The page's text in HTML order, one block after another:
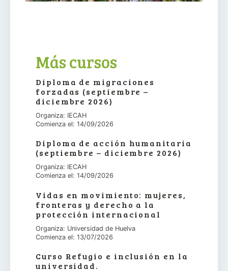
Más cursos
Diploma de migraciones
forzadas (septiembre –
diciembre 2026)
Organiza: IECAH
Comienza el: 14/09/2026
Diploma de acción humanitaria
(septiembre – diciembre 2026)
Organiza: IECAH
Comienza el: 14/09/2026
Vidas en movimiento: mujeres,
fronteras y derecho a la
protección internacional
Organiza: Universidad de Huelva
Comienza el: 13/07/2026
Curso Refugio e inclusión en la
universidad.